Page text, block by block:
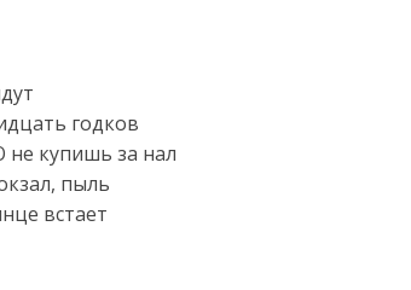
годков
купишь за нал
пыль
встает